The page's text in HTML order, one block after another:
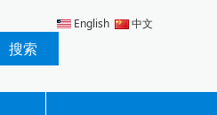
English 中文